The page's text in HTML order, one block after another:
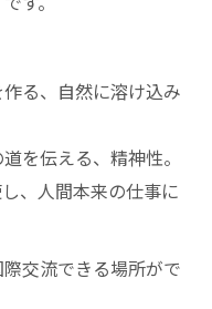
る、自然に溶け込み
を伝える、精神性。
、人間本来の仕事に
交流できる場所がで